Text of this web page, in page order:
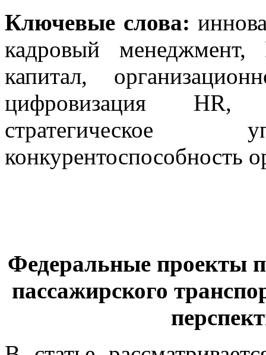
Ключевые слова:
кадровый менеджмент,
капитал,
цифровизация HR,
стратегическое
конкурентоспособность
Федеральные проекты
пассажирского